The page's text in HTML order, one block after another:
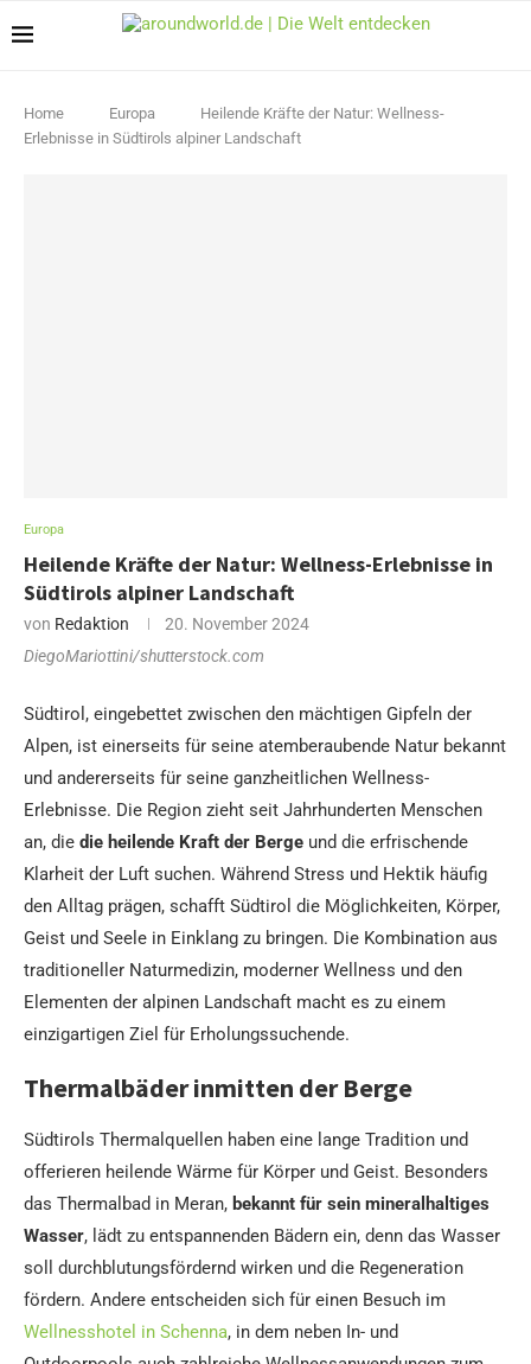
Home Europa
Heilende Kräfte der Natur: Wellness-
Erlebnisse in Südtirols alpiner Landschaft
Europa
Heilende Kräfte der Natur: Wellness-Erlebnisse in
Südtirols alpiner Landschaft
von Redaktion
20. November 2024
DiegoMariottini/shutterstock.com
Südtirol, eingebettet zwischen den mächtigen Gipfeln der
Alpen, ist einerseits für seine atemberaubende Natur bekannt
und andererseits für seine ganzheitlichen Wellness-
Erlebnisse. Die Region zieht seit Jahrhunderten Menschen
an, die die heilende Kraft der Berge und die erfrischende
Klarheit der Luft suchen. Während Stress und Hektik häufig
den Alltag prägen, schafft Südtirol die Möglichkeiten, Körper,
Geist und Seele in Einklang zu bringen. Die Kombination aus
traditioneller Naturmedizin, moderner Wellness und den
Elementen der alpinen Landschaft macht es zu einem
einzigartigen Ziel für Erholungssuchende.
Thermalbäder inmitten der Berge
Südtirols Thermalquellen haben eine lange Tradition und
offerieren heilende Wärme für Körper und Geist. Besonders
das Thermalbad in Meran, bekannt für sein mineralhaltiges
Wasser, lädt zu entspannenden Bädern ein, denn das Wasser
soll durchblutungsfördernd wirken und die Regeneration
fördern. Andere entscheiden sich für einen Besuch im
Wellnesshotel in Schenna, in dem neben In- und